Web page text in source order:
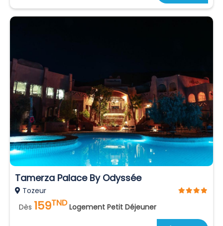
Tamerza Palace By Odyssée
Tozeur
Dès 159TND Logement Petit Déjeuner